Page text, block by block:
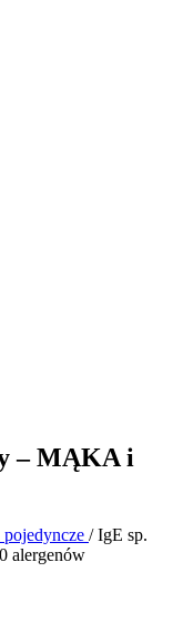
– MĄKA i
pojedyncze / IgE sp.
alergenów